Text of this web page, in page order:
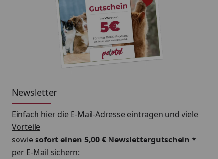
Newsletter
Einfach hier die E-Mail-Adresse eintragen und viele
Vorteile
sowiesofort einen 5,00 € Newslettergutschein *
per E-Mail sichern: